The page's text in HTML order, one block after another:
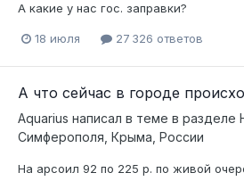
А какие у нас гос. заправки?
18 июля 27 326 ответов
А что сейчас в городе
Aquarius написал в теме в разделе
Симферополя, Крыма, России
На арсоил 92 по 225 р. по живой